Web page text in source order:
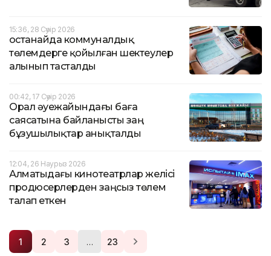
15:36, 28 Сәуір 2026
Қостанайда коммуналдық
төлемдерге қойылған шектеулер
алынып тасталды
00:42, 17 Сәуір 2026
Орал әуежайындағы баға
саясатына байланысты заң
бұзушылықтар анықталды
12:04, 26 Наурыз 2026
Алматыдағы кинотеатрлар желісі
продюсерлерден заңсыз төлем
талап еткен
1 2 3 … 23